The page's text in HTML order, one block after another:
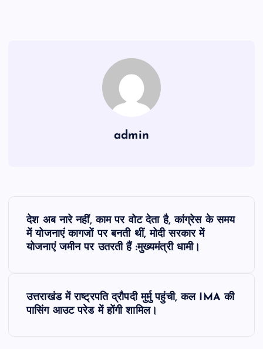
admin
देश अब नारे नहीं, काम पर वोट देता है, कांग्रेस के समय
में योजनाएं कागजों पर बनती थीं, मोदी सरकार में
योजनाएं जमीन पर उतरती हैं :मुख्यमंत्री धामी।
उत्तराखंड में राष्ट्रपति द्रौपदी मुर्मु पहुंची, कल IMA की
पासिंग आउट परेड में होंगी शामिल।